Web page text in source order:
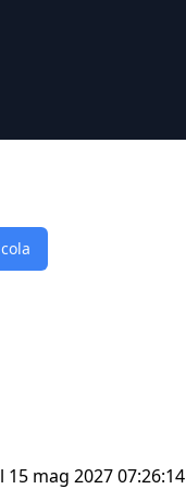
mag 2027 07:26:14